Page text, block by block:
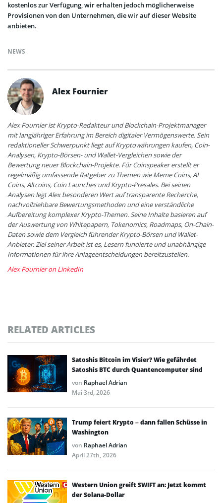
kostenlos zur Verfügung, wir erhalten jedoch möglicherweise
Provisionen von den Unternehmen, die wir auf dieser Website
anbieten.
NEWS
Alex Fournier
Alex Fournier ist Krypto-Redakteur und Blockchain-Projektmanager
mit langjähriger Erfahrung im Bereich digitaler Vermögenswerte. Sein
redaktioneller Schwerpunkt liegt auf Kryptowährungen kaufen, Coin-
Analysen, Krypto-Börsen- und Wallet-Vergleichen sowie der
Bewertung neuer Blockchain-Projekte. Für Coinspeaker erstellt er
regelmäßig umfassende Ratgeber zu Themen wie Meme Coins, AI
Coins, Altcoins, Coin Launches und Krypto-Presales. Bei seinen
Analysen legt Alex besonderen Wert auf transparente Recherche,
nachvollziehbare Bewertungsmethoden und eine verständliche
Aufbereitung komplexer Krypto-Themen. Seine Inhalte basieren auf
der Auswertung von Whitepapern, Tokenomics, Roadmaps, On-Chain-
Daten sowie dem Vergleich führender Krypto-Börsen und Wallet-
Anbieter. Ziel seiner Arbeit ist es, Lesern fundierte und unabhängige
Informationen für ihre Anlageentscheidungen bereitzustellen.
Alex Fournier on LinkedIn
RELATED ARTICLES
Satoshis Bitcoin im Visier? Wie gefährdet
Satoshis BTC durch Quantencomputer sind
von Raphael Adrian
Mai 3rd, 2026
Trump feiert Krypto – dann fallen Schüsse in
Washington
von Raphael Adrian
April 27th, 2026
Western Union greift SWIFT an: Jetzt kommt
der Solana-Dollar